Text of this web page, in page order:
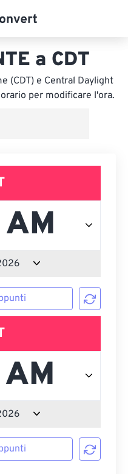
a CDT
(CDT) e Central Daylight
per modificare l'ora.